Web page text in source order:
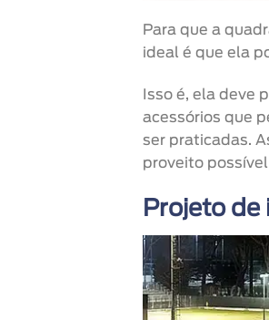
Para que a
ideal é que ela
Isso é, ela deve
acessórios que
ser praticadas.
proveito
Projeto